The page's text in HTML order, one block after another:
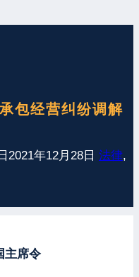
包经营纠纷调解
2021年12月28日 法律,
主席令